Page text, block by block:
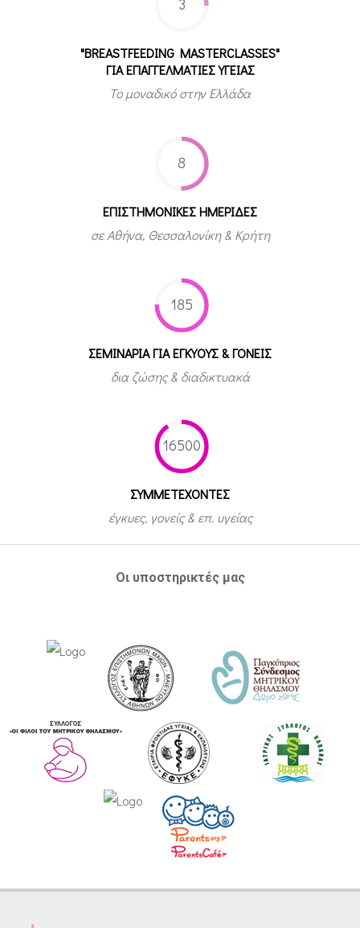
3
"BREASTFEEDING MASTERCLASSES"
ΓΙΑ ΕΠΑΓΓΕΛΜΑΤΙΕΣ ΥΓΕΙΑΣ
Το μοναδικό στην Ελλάδα
8
ΕΠΙΣΤΗΜΟΝΙΚΕΣ ΗΜΕΡΙΔΕΣ
σε Αθήνα, Θεσσαλονίκη & Κρήτη
185
ΣΕΜΙΝΑΡΙΑ ΓΙΑ ΕΓΚΥΟΥΣ & ΓΟΝΕΙΣ
δια ζώσης & διαδικτυακά
16500
ΣΥΜΜΕΤEΧΟΝΤΕΣ
έγκυες, γονείς & επ. υγείας
Οι υποστηρικτές μας